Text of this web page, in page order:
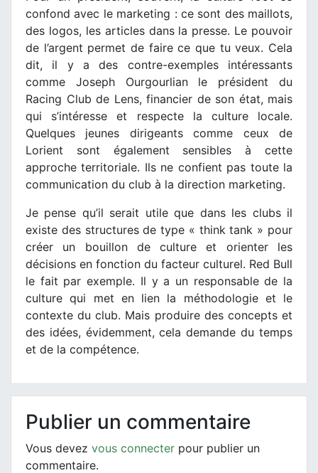
confond avec le marketing : ce sont des maillots,
des logos, les articles dans la presse. Le pouvoir
de l’argent permet de faire ce que tu veux. Cela
dit, il y a des contre-exemples intéressants
comme Joseph Ourgourlian le président du
Racing Club de Lens, financier de son état, mais
qui s’intéresse et respecte la culture locale.
Quelques jeunes dirigeants comme ceux de
Lorient sont également sensibles à cette
approche territoriale. Ils ne confient pas toute la
communication du club à la direction marketing.
Je pense qu’il serait utile que dans les clubs il
existe des structures de type « think tank » pour
créer un bouillon de culture et orienter les
décisions en fonction du facteur culturel. Red Bull
le fait par exemple. Il y a un responsable de la
culture qui met en lien la méthodologie et le
contexte du club. Mais produire des concepts et
des idées, évidemment, cela demande du temps
et de la compétence.
Publier un commentaire
Vous devez vous connecter pour publier un
commentaire.